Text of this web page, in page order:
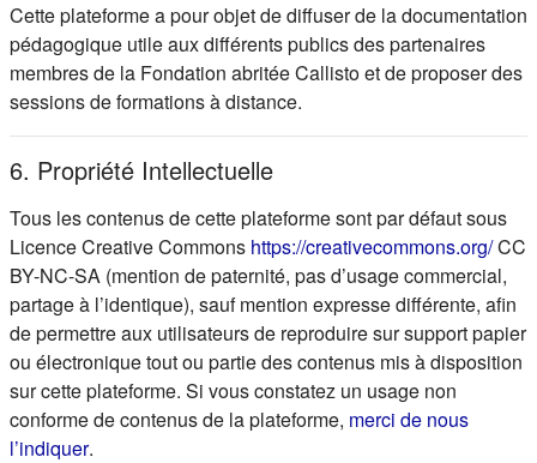
Cette plateforme a pour objet de diffuser de la documentation
pédagogique utile aux différents publics des partenaires
membres de la Fondation abritée Callisto et de proposer des
sessions de formations à distance.
6. Propriété Intellectuelle
Tous les contenus de cette plateforme sont par défaut sous
Licence Creative Commons https://creativecommons.org/CC
BY-NC-SA (mention de paternité, pas d’usage commercial,
partage à l’identique), sauf mention expresse différente, afin
de permettre aux utilisateurs de reproduire sur support papier
ou électronique tout ou partie des contenus mis à disposition
sur cette plateforme. Si vous constatez un usage non
conforme de contenus de la plateforme, merci de nous
l’indiquer(s'ouvre dans un nouvel onglet)
.